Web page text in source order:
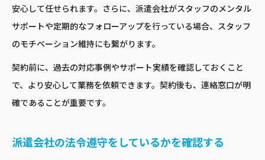
安心して任せられます。さらに、派遣会社がスタッフのメンタル
サポートや定期的なフォローアップを行っている場合、スタッフ
のモチベーション維持にも繋がります。
契約前に、過去の対応事例やサポート実績を確認しておくこと
で、より安心して業務を依頼できます。契約後も、連絡窓口が明
確であることが重要です。
派遣会社の法令遵守をしているかを確認する